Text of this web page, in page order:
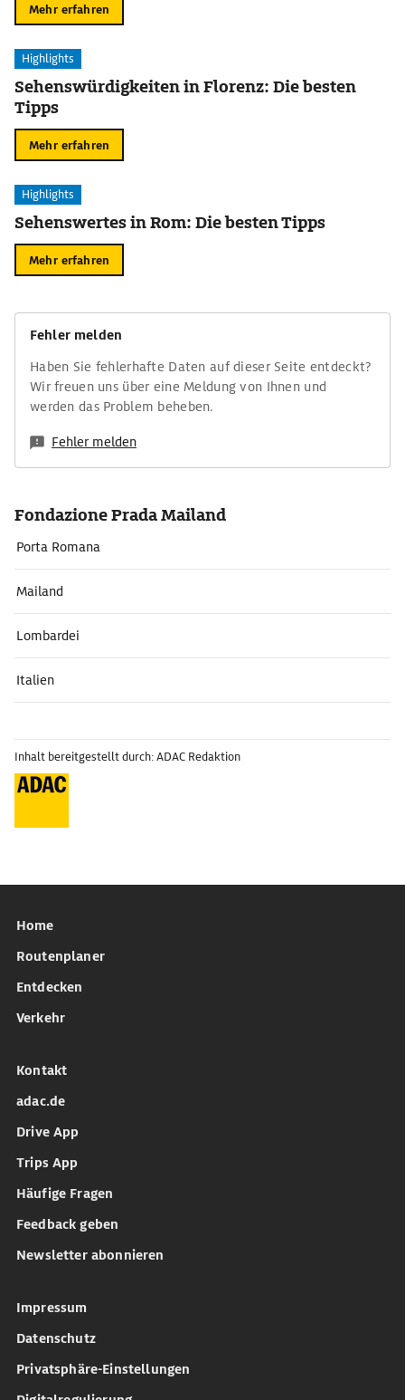
Mehr erfahren
Highlights
Sehenswürdigkeiten in Florenz: Die besten
Tipps
Mehr erfahren
Highlights
Sehenswertes in Rom: Die besten Tipps
Mehr erfahren
Fehler melden
Haben Sie fehlerhafte Daten auf dieser Seite entdeckt?
Wir freuen uns über eine Meldung von Ihnen und
werden das Problem beheben.
Fehler melden
Fondazione Prada Mailand
Porta Romana
Mailand
Lombardei
Italien
Inhalt bereitgestellt durch: ADAC Redaktion
Home
Routenplaner
Entdecken
Verkehr
Kontakt
adac.de
Drive App
Trips App
Häufige Fragen
Feedback geben
Newsletter abonnieren
Impressum
Datenschutz
Privatsphäre-Einstellungen